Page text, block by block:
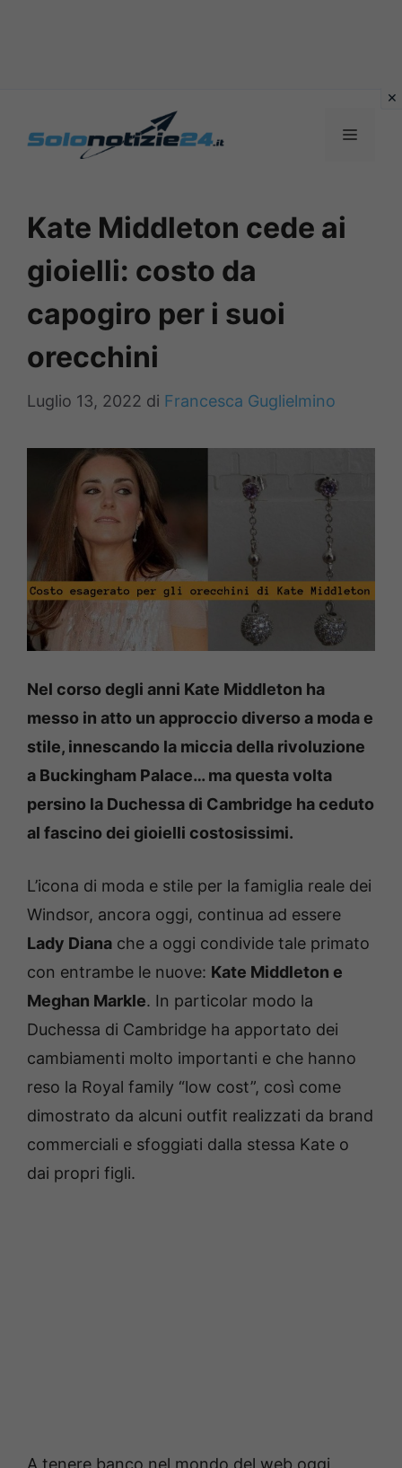
MENU
Kate Middleton cede ai
gioielli: costo da
capogiro per i suoi
orecchini
Luglio 13, 2022 di Francesca Guglielmino
Nel corso degli anni Kate Middleton ha
messo in atto un approccio diverso a moda e
stile, innescando la miccia della rivoluzione
a Buckingham Palace… ma questa volta
persino la Duchessa di Cambridge ha ceduto
al fascino dei gioielli costosissimi.
L’icona di moda e stile per la famiglia reale dei
Windsor, ancora oggi, continua ad essere
Lady Diana che a oggi condivide tale primato
con entrambe le nuove: Kate Middleton e
Meghan Markle. In particolar modo la
Duchessa di Cambridge ha apportato dei
cambiamenti molto importanti e che hanno
reso la Royal family “low cost”, così come
dimostrato da alcuni outfit realizzati da brand
commerciali e sfoggiati dalla stessa Kate o
dai propri figli.